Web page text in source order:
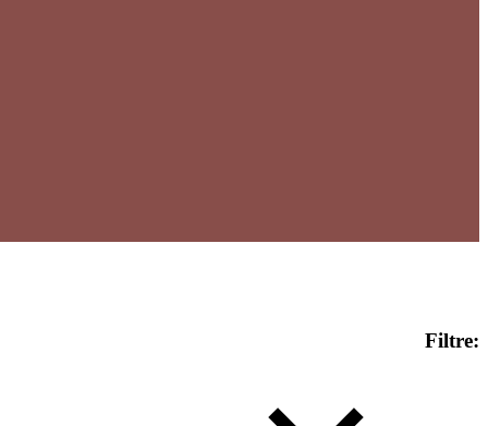
Filtre: